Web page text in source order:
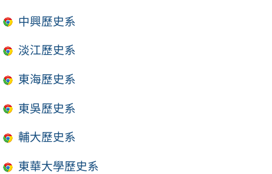
中興歷史系
淡江歷史系
東海歷史系
東吳歷史系
輔大歷史系
東華大學歷史系